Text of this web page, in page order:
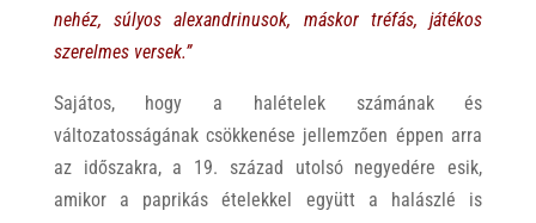
nehéz, súlyos alexandrinusok, máskor tréfás, játékos
szerelmes versek.”
Sajátos, hogy a halételek számának és
változatosságának csökkenése jellemzően éppen arra
az időszakra, a 19. század utolsó negyedére esik,
amikor a paprikás ételekkel együtt a halászlé is